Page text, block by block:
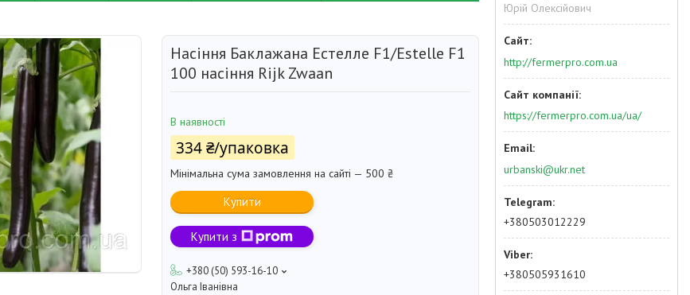
Насіння Баклажана Естелле F1/Estelle F1
100 насіння Rijk Zwaan
В наявності
334 ₴/упаковка
Мінімальна сума замовлення на сайті — 500 ₴
Купити
Купити з
+380 (50) 593-16-10
Ольга Іванівна
Юрій Олексійович
http://fermerpro.com.ua
https://fermerpro.com.ua/ua/
urbanski@ukr.net
+380503012229
+380505931610